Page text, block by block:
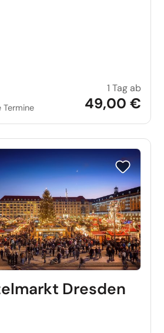
Termine
1 Tag ab
49,00 €
Reise auf
Dresden